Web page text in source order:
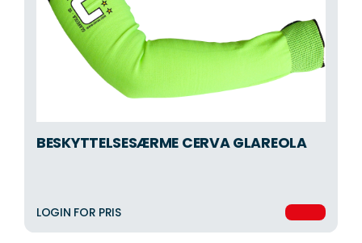
BESKYTTELSESÆRME CERVA GLAREOLA
LOGIN FOR PRIS